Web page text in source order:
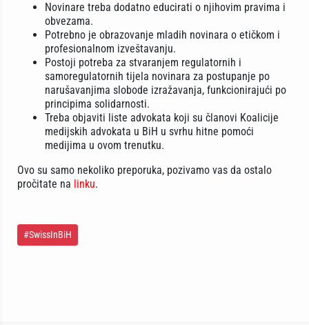
Novinare treba dodatno educirati o njihovim pravima i
obvezama.
Potrebno je obrazovanje mladih novinara o etičkom i
profesionalnom izveštavanju.
Postoji potreba za stvaranjem regulatornih i
samoregulatornih tijela novinara za postupanje po
narušavanjima slobode izražavanja, funkcionirajući po
principima solidarnosti.
Treba objaviti liste advokata koji su članovi Koalicije
medijskih advokata u BiH u svrhu hitne pomoći
medijima u ovom trenutku.
Ovo su samo nekoliko preporuka, pozivamo vas da ostalo
pročitate na linku.
#SwissInBiH